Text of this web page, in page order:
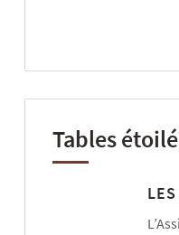
Tables